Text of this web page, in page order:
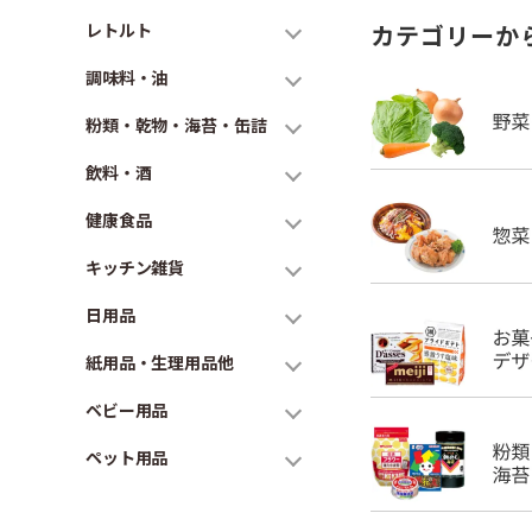
レトルト
調味料・油
粉類・乾物・海苔・缶詰
飲料・酒
健康食品
キッチン雑貨
日用品
紙用品・生理用品他
ベビー用品
ペット用品
カテゴリーか